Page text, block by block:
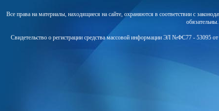
Все права на материалы, находящиеся на сайте, охраняются в соответствии с
Свидетельство о регистрации средства массовой информации ЭЛ №ФС77 - 53095